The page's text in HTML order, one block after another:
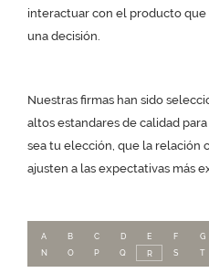
interactuar con el producto que
una decisión.
Nuestras firmas han sido
altos estandares de calidad
sea tu elección, que la relación
ajusten a las expectativas más
A B C D E F G
N
O P Q R S T